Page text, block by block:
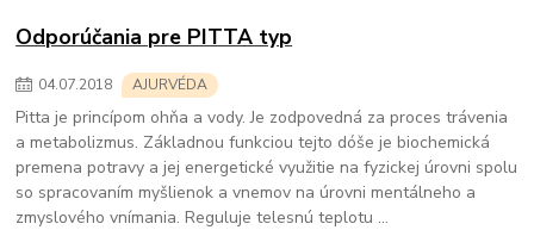
Odporúčania pre PITTA typ
04.07.2018 AJURVÉDA
Pitta je princípom ohňa a vody. Je zodpovedná za proces trávenia
a metabolizmus. Základnou funkciou tejto dóše je biochemická
premena potravy a jej energetické využitie na fyzickej úrovni spolu
so spracovaním myšlienok a vnemov na úrovni mentálneho a
zmyslového vnímania. Reguluje telesnú teplotu ...